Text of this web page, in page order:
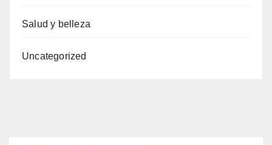
Salud y belleza
Uncategorized